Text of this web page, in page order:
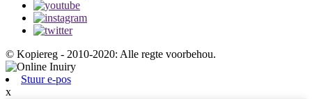
© Kopiereg - 2010-2020: Alle regte voorbehou.
Stuur e-pos
x